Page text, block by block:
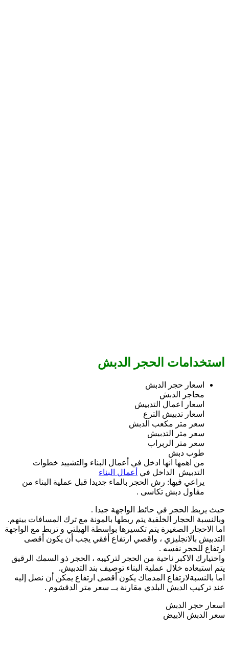
استخدامات الحجر الدبش
اسعار حجر الدبش
محاجر الدبش
اسعار اعمال التدبيش
اسعار تدبيش الترع
سعر متر مكعب الدبش
سعر متر التدبيش
سعر متر الربراب
طوب دبش
من اهمها انها ادخل في أعمال البناء والتشييد خطوات
التدبيش الداخل في
أعمال البناء
يراعي فيها: رش الحجر بالماء جديدا قبل عملية البناء من
مقاول دبش تكاسى .
حيث يربط الحجر في حائط الواجهة جيدا .
وبالنسبة الحجار الخلفية يتم ربطها بالمونة مع ترك المسافات بينهم.
اما الاحجار الصغيرة يتم تكسيرها بواسطة الهيلتي و تربط مع الواجهة
التدبيش بالانجليزي ، واقصي ارتفاع أفقي يجب أن يكون أقصى
ارتفاع للحجر نفسه .
واختيارك الاكبر ناحية من الحجر لتركيبه ، الحجر ذو السمك الرقيق
يتم استبعاده خلال عملية البناء توصيف بند التدبيش.
اما بالنسبةلارتفاع المدماك يكون أقصى ارتفاع يمكن أن نصل إليه
عند تركيب الدبش البلدي مقارنة بــ سعر متر الدقشوم .
اسعار حجر الدبش
سعر الدبش الابيض